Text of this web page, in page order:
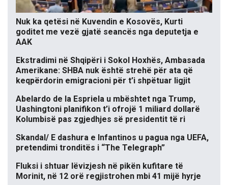
Nuk ka qetësi në Kuvendin e Kosovës, Kurti
goditet me vezë gjatë seancës nga deputetja e
AAK
Ekstradimi në Shqipëri i Sokol Hoxhës, Ambasada
Amerikane: SHBA nuk është strehë për ata që
keqpërdorin emigracioni për t’i shpëtuar ligjit
Abelardo de la Espriela u mbështet nga Trump,
Uashingtoni planifikon t’i ofrojë 1 miliard dollarë
Kolumbisë pas zgjedhjes së presidentit të ri
Skandal/ E dashura e Infantinos u pagua nga UEFA,
pretendimi tronditës i “The Telegraph”
Fluksi i shtuar lëvizjesh në pikën kufitare të
Morinit, në 12 orë regjistrohen mbi 41 mijë hyrje